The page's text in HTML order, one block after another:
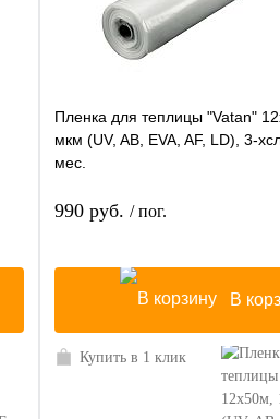
Пленка для теплицы "Vatan"
мкм (UV, AB, EVA, AF, LD), 3-
мес.
990 руб. / пог.
В
Купить в 1 клик